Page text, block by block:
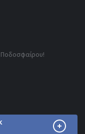
Ποδοσφαίρου!